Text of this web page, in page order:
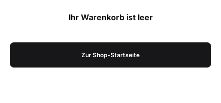
Ihr Warenkorb ist leer
Zur Shop-Startseite